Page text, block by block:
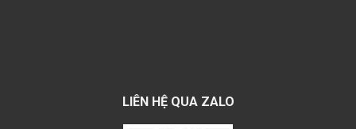
LIÊN HỆ QUA ZALO